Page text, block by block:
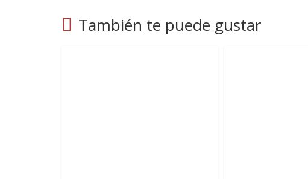
También te puede gustar